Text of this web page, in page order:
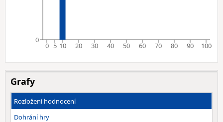
0 5 10 20 30 40 50 60 70 80 90 100
0
Grafy
Rozložení hodnocení
Dohrání hry